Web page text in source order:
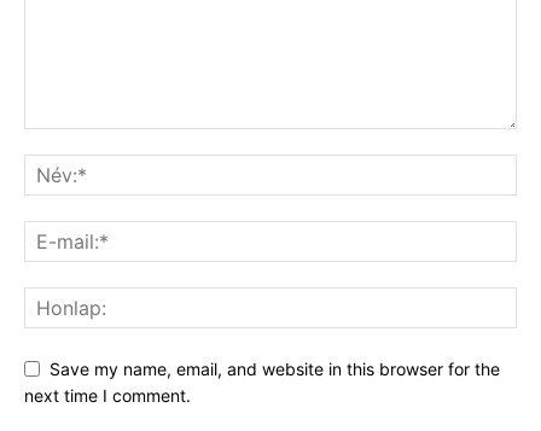
Save my name, email, and website in this browser for the
next time I comment.